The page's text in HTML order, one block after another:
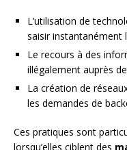
L’utilisation de
saisir instantanément
Le recours à des
illégalement auprès
La création de
les demandes de
Ces pratiques sont
lorsqu’elles ciblent des